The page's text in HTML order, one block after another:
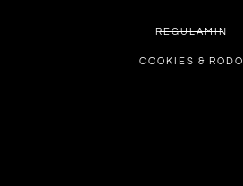
REGULAMIN
COOKIES & RODO